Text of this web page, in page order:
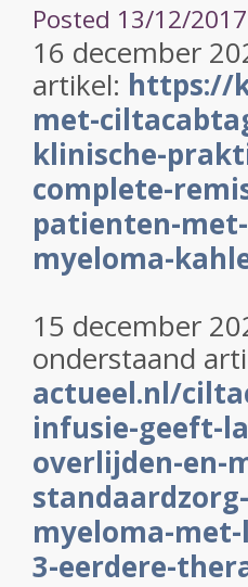
Posted 13/12/
16 december
artikel: https://
met-
klinische-
complete-
patienten-
myeloma-
15 december
onderstaand
actueel.nl/
infusie-geeft-
overlijden-en-
myeloma-
3-eerdere-